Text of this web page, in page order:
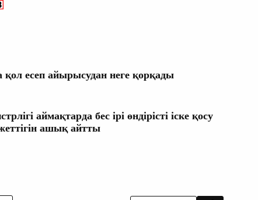
есеп айырысудан неге қорқады
аймақтарда бес ірі өндірісті іске қосу
ашық айтты